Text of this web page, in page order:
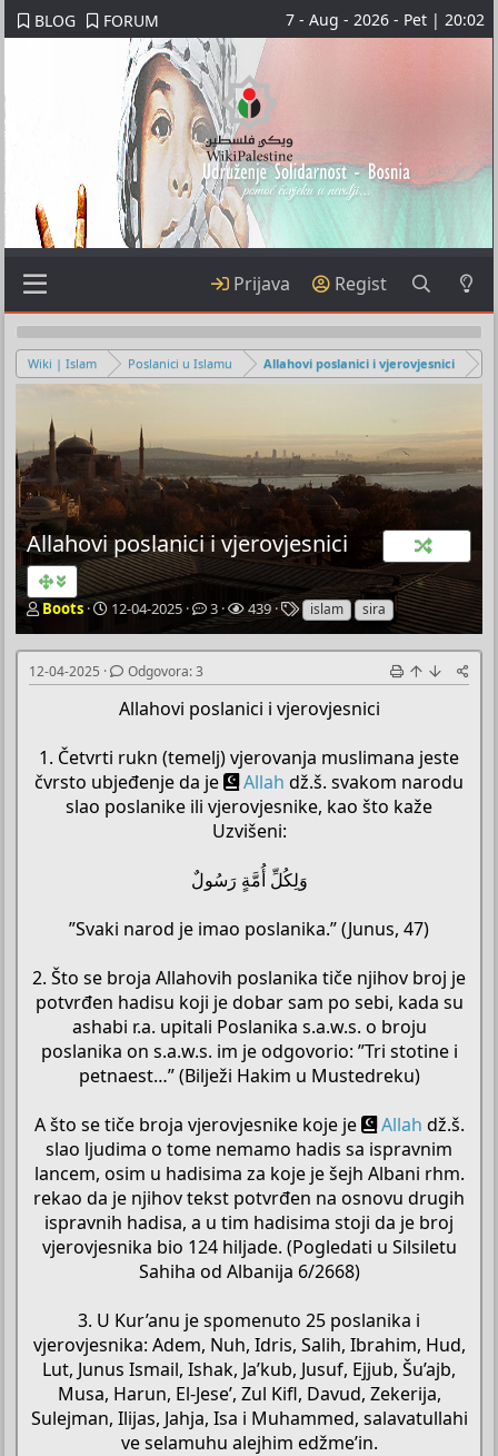
BLOG FORUM 7 - Aug - 2026 - Pet | 20:02
Prijava Regist
Wiki | Islam Poslanici u Islamu Allahovi poslanici i vjerovjesnici
Allahovi poslanici i vjerovjesnici
P
k
r
e
č
T
e
Boots
P
č
e
t
d
a
t
u
12-04-2025
O
d
g
v
o
a
3
P
r
e
l
e
439
O
z
n
k
e
islam sira
12-04-2025 Odgovora: 3
Allahovi poslanici i vjerovjesnici
1. Četvrti rukn (temelj) vjerovanja muslimana jeste
čvrsto ubjeđenje da je
Allah dž.š. svakom narodu
slao poslanike ili vjerovjesnike, kao što kaže
Uzvišeni:
وَلِكُلِّ أُمَّةٍ رَسُولٌ
”Svaki narod je imao poslanika.” (Junus, 47)
2. Što se broja Allahovih poslanika tiče njihov broj je
potvrđen hadisu koji je dobar sam po sebi, kada su
ashabi r.a. upitali Poslanika s.a.w.s. o broju
poslanika on s.a.w.s. im je odgovorio: ”Tri stotine i
petnaest…” (Bilježi Hakim u Mustedreku)
A što se tiče broja vjerovjesnike koje je
Allah dž.š.
slao ljudima o tome nemamo hadis sa ispravnim
lancem, osim u hadisima za koje je šejh Albani rhm.
rekao da je njihov tekst potvrđen na osnovu drugih
ispravnih hadisa, a u tim hadisima stoji da je broj
vjerovjesnika bio 124 hiljade. (Pogledati u Silsiletu
Sahiha od Albanija 6/2668)
3. U Kur’anu je spomenuto 25 poslanika i
vjerovjesnika: Adem, Nuh, Idris, Salih, Ibrahim, Hud,
Lut, Junus Ismail, Ishak, Ja’kub, Jusuf, Ejjub, Šu’ajb,
Musa, Harun, El-Jese’, Zul Kifl, Davud, Zekerija,
Sulejman, Ilijas, Jahja, Isa i Muhammed, salavatullahi
ve selamuhu alejhim edžme’in.